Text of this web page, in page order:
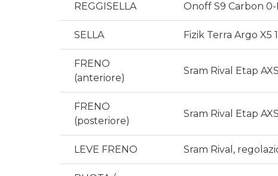
REGGISELLA Onoff S9 Carbon
SELLA Fizik Terra Argo X5
FRENO
(anteriore)
Sram Rival Etap
FRENO
(posteriore)
Sram Rival Etap
LEVE FRENO Sram Rival,